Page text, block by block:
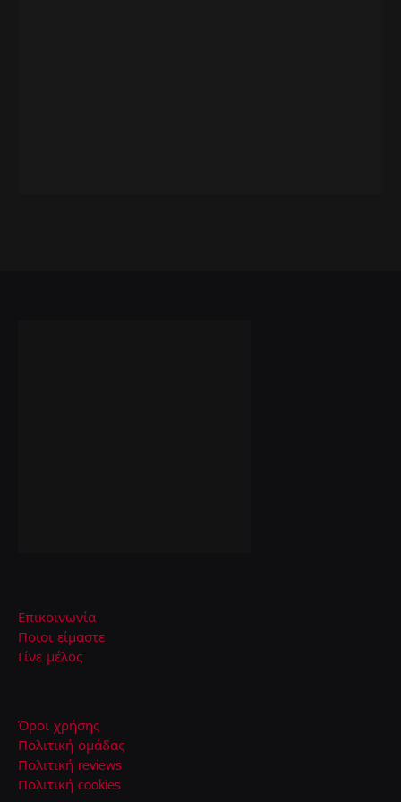
Επικοινωνία
Ποιοι είμαστε
Γίνε μέλος
Όροι χρήσης
Πολιτική ομάδας
Πολιτική reviews
Πολιτική cookies